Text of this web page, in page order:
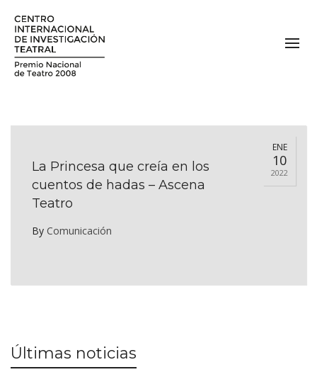
ENE
10
2022
La Princesa que creía en los
cuentos de hadas – Ascena
Teatro
By Comunicación
Últimas noticias